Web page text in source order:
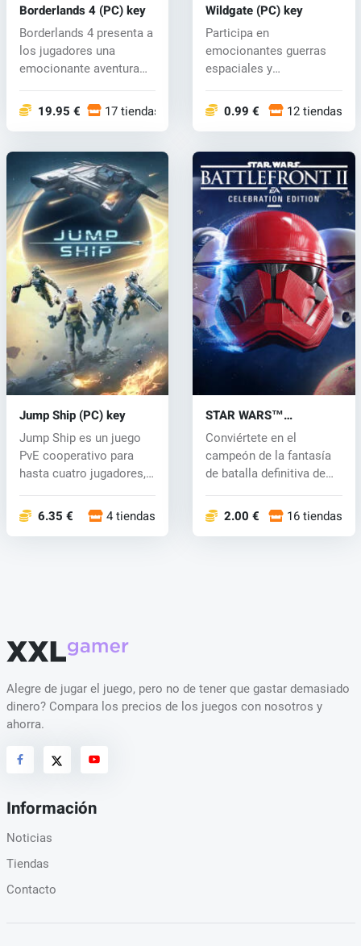
Borderlands 4 (PC) key
Borderlands 4 presenta a
los jugadores una
emocionante aventura
19.95 € 17 tiendas
Wildgate (PC) key
Participa en
emocionantes guerras
espaciales y
en pri...
0.99 € 12 tiendas
Jump Ship (PC) key
Jump Ship es un juego
PvE cooperativo para
hasta cuatro jugadores,
6.35 € 4 tiendas
STAR WARS™
Battlefront™ II (PC) key
Conviértete en el
campeón de la fantasía
de batalla definitiva de
2.00 € 16 tiendas
Alegre de jugar el juego, pero no de tener que gastar demasiado
dinero? Compara los precios de los juegos con nosotros y
ahorra.
Información
Noticias
Tiendas
Contacto